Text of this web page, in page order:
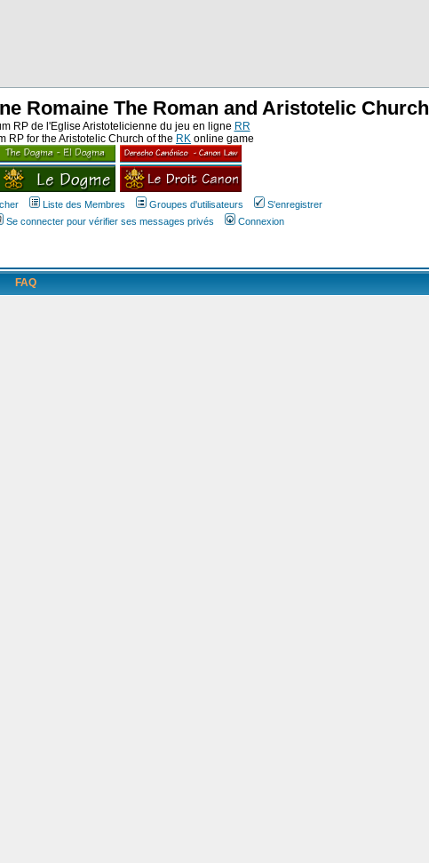
Romaine The Roman and Aristotelic Church
RP de l'Eglise Aristotelicienne du jeu en ligne RR
RP for the Aristotelic Church of the RK online game
Liste des Membres Groupes d'utilisateurs
S'enregistrer
Se connecter pour vérifier ses messages privés Connexion
FAQ